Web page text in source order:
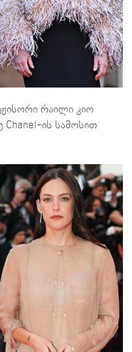
რაილი კიო
Chanel-ის სამოსით